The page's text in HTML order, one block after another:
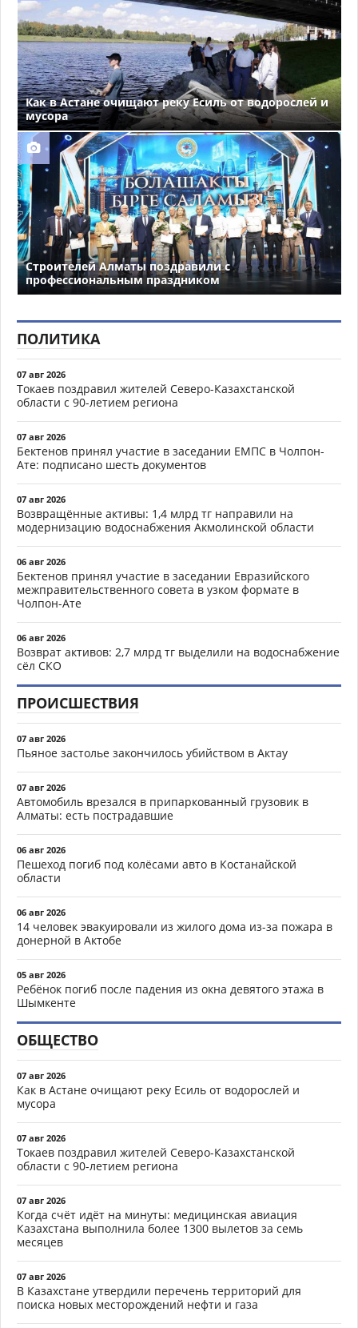
Как в Астане очищают реку Есиль от водорослей и
мусора
Строителей Алматы поздравили с
профессиональным праздником
ПОЛИТИКА
07 авг 2026
Токаев поздравил жителей Северо-Казахстанской
области с 90-летием региона
07 авг 2026
Бектенов принял участие в заседании ЕМПС в Чолпон-
Ате: подписано шесть документов
07 авг 2026
Возвращённые активы: 1,4 млрд тг направили на
модернизацию водоснабжения Акмолинской области
06 авг 2026
Бектенов принял участие в заседании Евразийского
межправительственного совета в узком формате в
Чолпон-Ате
06 авг 2026
Возврат активов: 2,7 млрд тг выделили на водоснабжение
сёл СКО
ПРОИСШЕСТВИЯ
07 авг 2026
Пьяное застолье закончилось убийством в Актау
07 авг 2026
Автомобиль врезался в припаркованный грузовик в
Алматы: есть пострадавшие
06 авг 2026
Пешеход погиб под колёсами авто в Костанайской
области
06 авг 2026
14 человек эвакуировали из жилого дома из-за пожара в
донерной в Актобе
05 авг 2026
Ребёнок погиб после падения из окна девятого этажа в
Шымкенте
ОБЩЕСТВО
07 авг 2026
Как в Астане очищают реку Есиль от водорослей и
мусора
07 авг 2026
Токаев поздравил жителей Северо-Казахстанской
области с 90-летием региона
07 авг 2026
Когда счёт идёт на минуты: медицинская авиация
Казахстана выполнила более 1300 вылетов за семь
месяцев
07 авг 2026
В Казахстане утвердили перечень территорий для
поиска новых месторождений нефти и газа